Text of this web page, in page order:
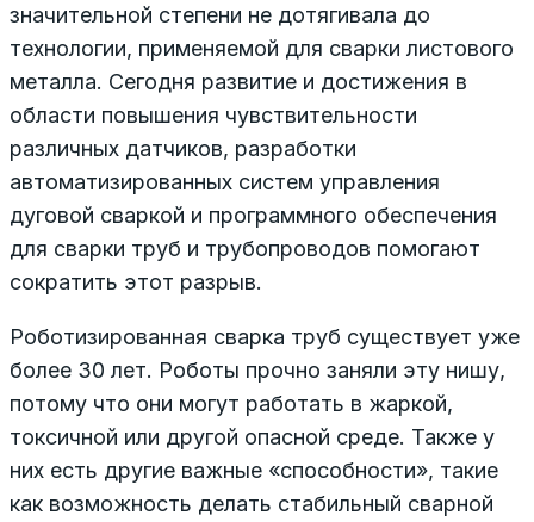
значительной степени не дотягивала до
технологии, применяемой для сварки листового
металла. Сегодня развитие и достижения в
области повышения чувствительности
различных датчиков, разработки
автоматизированных систем управления
дуговой сваркой и программного обеспечения
для сварки труб и трубопроводов помогают
сократить этот разрыв.
Роботизированная сварка труб существует уже
более 30 лет. Роботы прочно заняли эту нишу,
потому что они могут работать в жаркой,
токсичной или другой опасной среде. Также у
них есть другие важные «способности», такие
как возможность делать стабильный сварной